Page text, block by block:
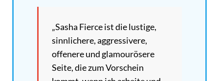
„Sasha Fierce ist die lustige,
sinnlichere, aggressivere,
offenere und glamourösere
Seite, die zum Vorschein